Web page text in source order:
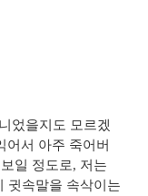
었을지도 모르겠
어서 아주 죽어버
일 정도로, 저는
귓속말을 속삭이는